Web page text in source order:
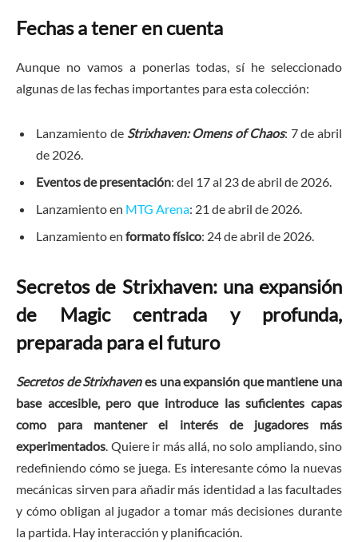
Fechas a tener en cuenta
Aunque no vamos a ponerlas todas, sí he seleccionado
algunas de las fechas importantes para esta colección:
Lanzamiento de Strixhaven: Omens of Chaos: 7 de abril
de 2026.
Eventos de presentación: del 17 al 23 de abril de 2026.
Lanzamiento en MTG Arena: 21 de abril de 2026.
Lanzamiento en formato físico: 24 de abril de 2026.
Secretos de Strixhaven: una expansión
de Magic centrada y profunda,
preparada para el futuro
Secretos de Strixhavenes una expansión que mantiene una
base accesible, pero que introduce las suficientes capas
como para mantener el interés de jugadores más
experimentados. Quiere ir más allá, no solo ampliando, sino
redefiniendo cómo se juega. Es interesante cómo la nuevas
mecánicas sirven para añadir más identidad a las facultades
y cómo obligan al jugador a tomar más decisiones durante
la partida. Hay interacción y planificación.